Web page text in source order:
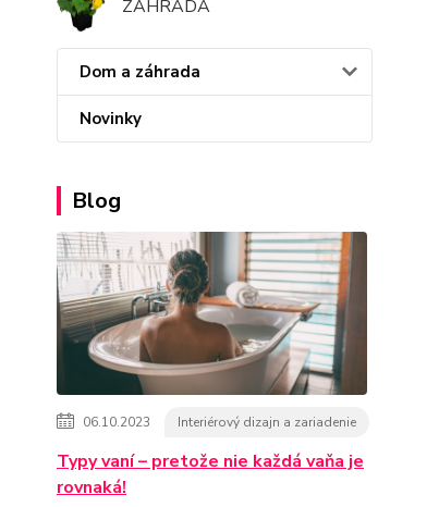
ZÁHRADA
Dom a záhrada
Novinky
Blog
06.10.2023 Interiérový dizajn a zariadenie
Typy vaní – pretože nie každá vaňa je
rovnaká!